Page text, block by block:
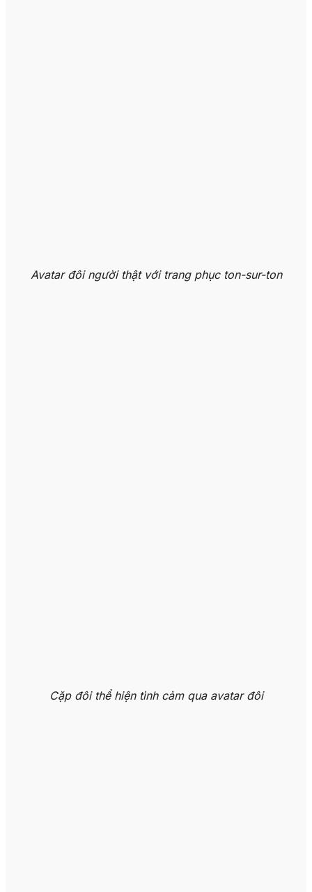
Avatar đôi người thật với trang phục ton-sur-ton
Cặp đôi thể hiện tình cảm qua avatar đôi